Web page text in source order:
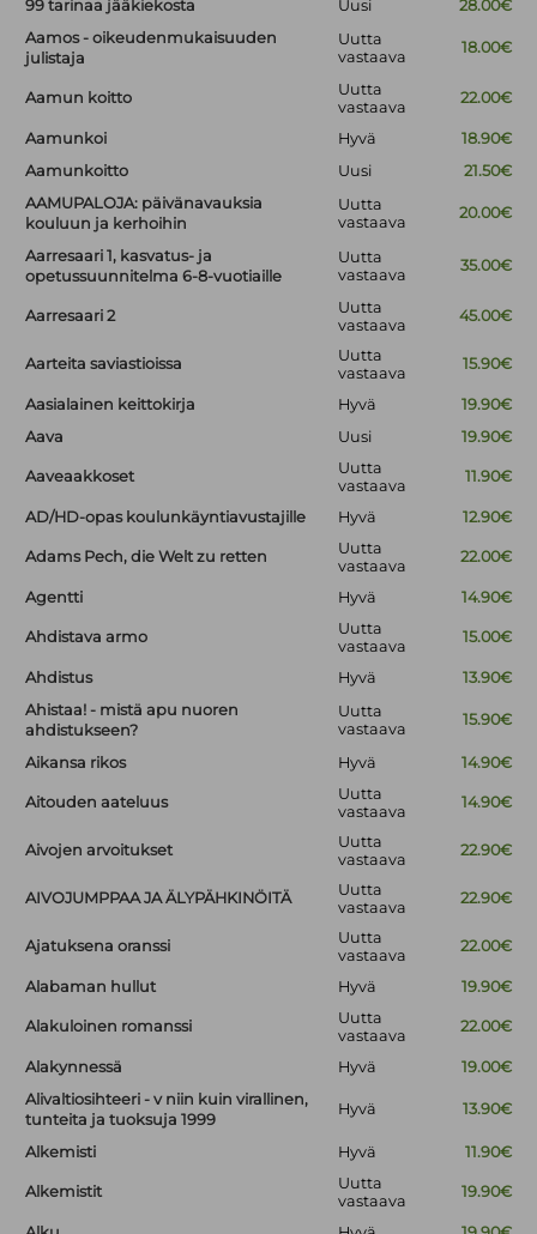
99 tarinaa jääkiekosta
Uusi
28.00€
Aamos - oikeudenmukaisuuden
julistaja
Uutta
vastaava
18.00€
Aamun koitto
Uutta
vastaava
22.00€
Aamunkoi Hyvä
18.90€
Aamunkoitto
Uusi
21.50€
AAMUPALOJA: päivänavauksia
kouluun ja kerhoihin
Uutta
vastaava
20.00€
Aarresaari 1, kasvatus- ja
opetussuunnitelma 6-8-vuotiaille
Uutta
vastaava
35.00€
Aarresaari 2
Uutta
vastaava
45.00€
Aarteita saviastioissa
Uutta
vastaava
15.90€
Aasialainen keittokirja Hyvä
19.90€
Aava
Uusi 19.90€
Aaveaakkoset
Uutta
vastaava
11.90€
AD/HD-opas koulunkäyntiavustajille Hyvä 12.90€
Adams Pech, die Welt zu retten
Uutta
vastaava
22.00€
Agentti Hyvä 14.90€
Ahdistava armo
Uutta
vastaava
15.00€
Ahdistus Hyvä
13.90€
Ahistaa! - mistä apu nuoren
ahdistukseen?
Uutta
vastaava
15.90€
Aikansa rikos Hyvä 14.90€
Aitouden aateluus
Uutta
vastaava
14.90€
Aivojen arvoitukset
Uutta
vastaava
22.90€
AIVOJUMPPAA JA ÄLYPÄHKINÖITÄ
Uutta
vastaava
22.90€
Ajatuksena oranssi
Uutta
vastaava
22.00€
Alabaman hullut Hyvä 19.90€
Alakuloinen romanssi
Uutta
vastaava
22.00€
Alakynnessä Hyvä
19.00€
Alivaltiosihteeri - v niin kuin virallinen,
tunteita ja tuoksuja 1999
Hyvä 13.90€
Alkemisti Hyvä 11.90€
Alkemistit
Uutta
vastaava
19.90€